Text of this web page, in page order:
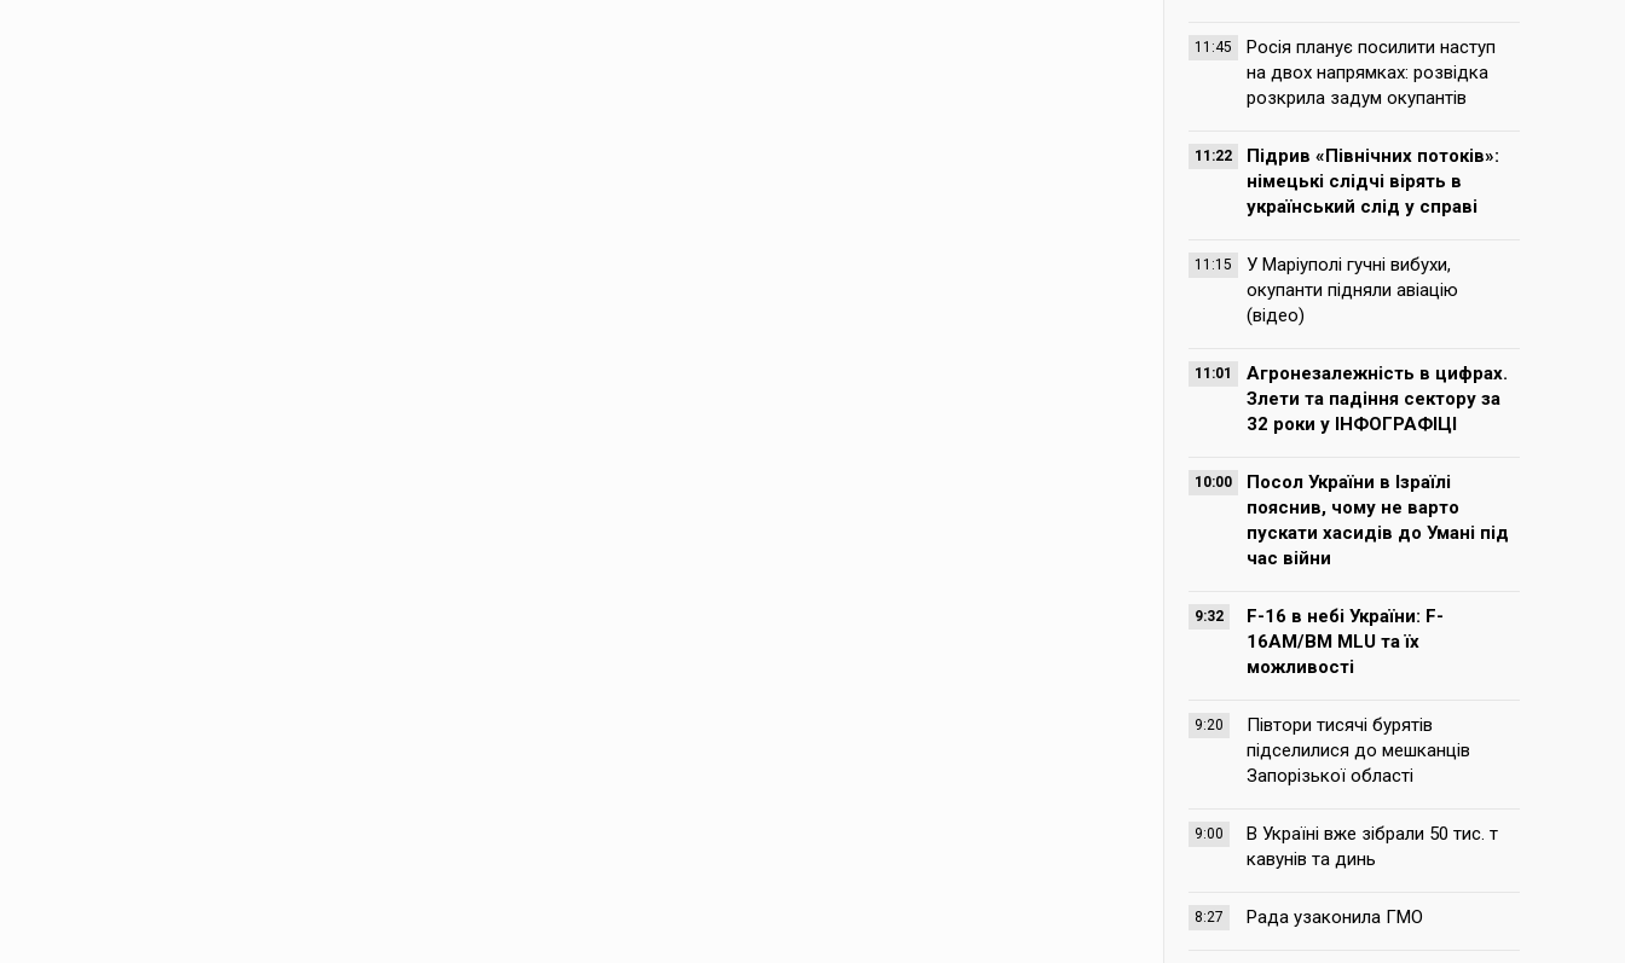
11:45
Росія планує посилити наступ
на двох напрямках: розвідка
розкрила задум окупантів
11:22
Підрив «Північних потоків»:
німецькі слідчі вірять в
український слід у справі
11:15
У Маріуполі гучні вибухи,
окупанти підняли авіацію
(відео)
11:01
Агронезалежність в цифрах.
Злети та падіння сектору за
32 роки у ІНФОГРАФІЦІ
10:00
Посол України в Ізраїлі
пояснив, чому не варто
пускати хасидів до Умані під
час війни
9:32
F-16 в небі України: F-
16AM/BM MLU та їх
можливості
9:20
Півтори тисячі бурятів
підселилися до мешканців
Запорізької області
9:00
В Україні вже зібрали 50 тис. т
кавунів та динь
8:27 Рада узаконила ГМО